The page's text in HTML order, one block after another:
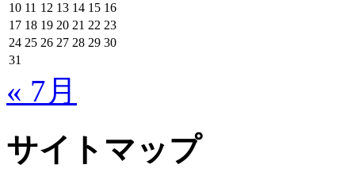
10 11 12 13 14 15 16
17 18 19 20 21 22 23
24 25 26 27 28 29 30
31
« 7月
サイトマップ